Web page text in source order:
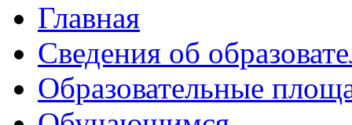
Главная
Сведения об
Образовательные